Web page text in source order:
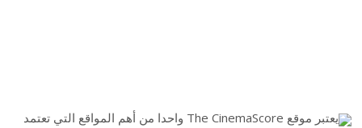
يعتبر موقع The CinemaScore واحدا من أهم المواقع التي تعتمد